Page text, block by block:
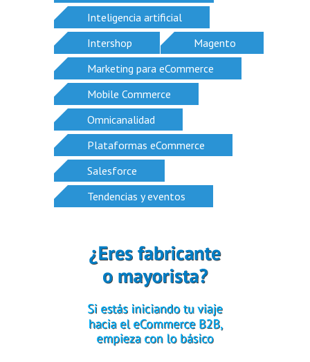
Inteligencia artificial
Intershop
Magento
Marketing para eCommerce
Mobile Commerce
Omnicanalidad
Plataformas eCommerce
Salesforce
Tendencias y eventos